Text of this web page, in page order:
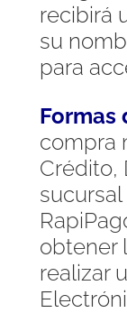
recibirá
su
para
Formas
compra
Crédito,
obtener
realizar